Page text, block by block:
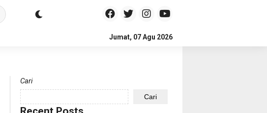
Jumat, 07 Agu 2026
Cari
Cari